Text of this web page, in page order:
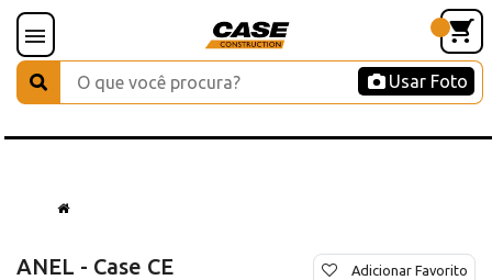
Usar Foto
ANEL - Case CE Adicionar Favorito